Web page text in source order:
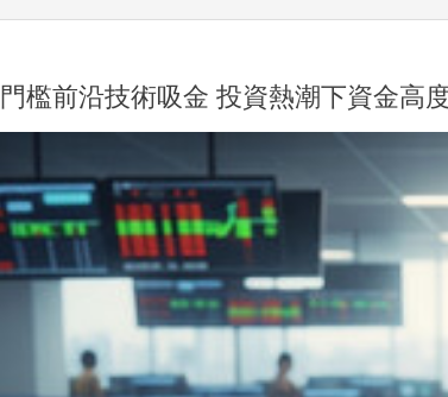
檻前沿技術吸金 投資熱潮下資金高